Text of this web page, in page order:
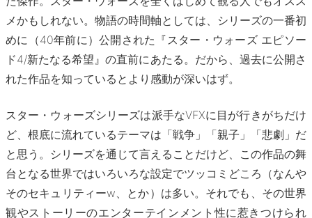
メかもしれない。物語の時間軸としては、シリーズの一番初
めに（40年前に）公開された『スター・ウォーズ エピソー
ド4/新たなる希望』の直前にあたる。だから、過去に公開さ
れた作品を知っているとより感動が深いはず。
スター・ウォーズシリーズは派手なVFXに目が行きがちだけ
ど、根底に流れているテーマは「戦争」「親子」「悲劇」だ
と思う。シリーズを通じて言えることだけど、この作品の舞
台となる世界ではいろいろな設定でツッコミどころ（なんや
そのセキュリティーw、とか）は多い。それでも、その世界
観やストーリーのエンターテインメント性に惹きつけられ